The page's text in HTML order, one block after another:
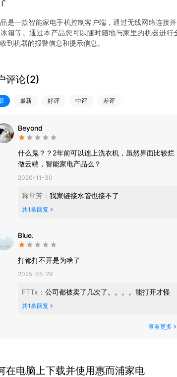
是一款智能家电手机控制客户端，通过无线网络连接
箱等。通过本产品您可以随时随地与家里的机器进
到机器的报警信息和提示信息。
评论(2)
最新 好评 中评 差评
Beyond
什么鬼？？2年前可以连上洗衣机，虽然界面比较
做云端，智能家电产品么？
2020-11-30
释常芳 ： 我家链接水管也接不了
共1条回复
Blue.
打都打不开是为啥了
2025-05-29
FTTx ： 公司都被卖了几次了。。。。能打开才怪
共1条回复
查看更多
在电脑上下载并使用惠而浦家电